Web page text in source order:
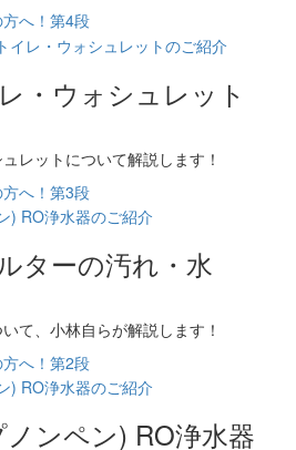
へ！第4段
・ウォシュレット
レットについて解説します！
へ！第3段
ターの汚れ・水
て、小林自らが解説します！
へ！第2段
ンペン) RO浄水器